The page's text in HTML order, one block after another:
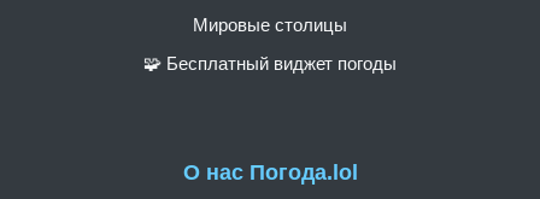
О нас Погода.lol
Мировые столицы
🧩 Бесплатный виджет погоды